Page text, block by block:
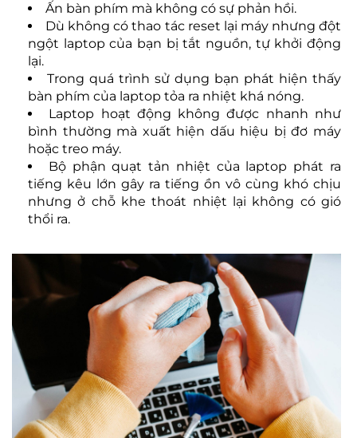
Ấn bàn phím mà không có sự phản hồi.
Dù không có thao tác reset lại máy nhưng đột
ngột laptop của bạn bị tắt nguồn, tự khởi động
lại.
Trong quá trình sử dụng bạn phát hiện thấy
bàn phím của laptop tỏa ra nhiệt khá nóng.
Laptop hoạt động không được nhanh như
bình thường mà xuất hiện dấu hiệu bị đơ máy
hoặc treo máy.
Bộ phận quạt tản nhiệt của laptop phát ra
tiếng kêu lớn gây ra tiếng ồn vô cùng khó chịu
nhưng ở chỗ khe thoát nhiệt lại không có gió
thổi ra.